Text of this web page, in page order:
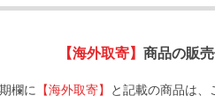
【海外取寄】 商品の販
欄に 【海外取寄】
と記載の商品は、